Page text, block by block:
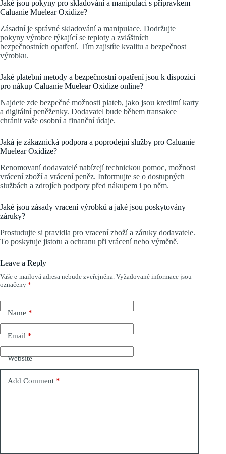
Jaké jsou pokyny pro skladování a manipulaci s přípravkem
Caluanie Muelear Oxidize?
Zásadní je správné skladování a manipulace. Dodržujte
pokyny výrobce týkající se teploty a zvláštních
bezpečnostních opatření. Tím zajistíte kvalitu a bezpečnost
výrobku.
Jaké platební metody a bezpečnostní opatření jsou k dispozici
pro nákup Caluanie Muelear Oxidize online?
Najdete zde bezpečné možnosti plateb, jako jsou kreditní karty
a digitální peněženky. Dodavatel bude během transakce
chránit vaše osobní a finanční údaje.
Jaká je zákaznická podpora a poprodejní služby pro Caluanie
Muelear Oxidize?
Renomovaní dodavatelé nabízejí technickou pomoc, možnost
vrácení zboží a vrácení peněz. Informujte se o dostupných
službách a zdrojích podpory před nákupem i po něm.
Jaké jsou zásady vracení výrobků a jaké jsou poskytovány
záruky?
Prostudujte si pravidla pro vracení zboží a záruky dodavatele.
To poskytuje jistotu a ochranu při vrácení nebo výměně.
Leave a Reply
Vaše e-mailová adresa nebude zveřejněna. Vyžadované informace jsou
označeny *
Name*
Email*
Website
Add Comment *